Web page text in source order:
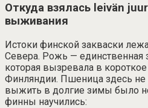
Откуда взялась leivän
выживания
Истоки финской закваски
Севера. Рожь — единственная
которая вызревала в
Финляндии. Пшеница здесь не
выжить в долгие зимы было
финны научились: